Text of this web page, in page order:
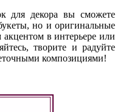
для декора вы сможете
но и оригинальные
акцентом в интерьере или
творите и радуйте
композициями!